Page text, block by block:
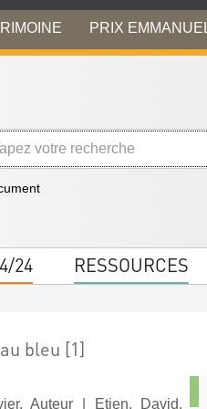
PRIX
24 RESSOURCES
bleu [1]
Auteur
Etien, David.